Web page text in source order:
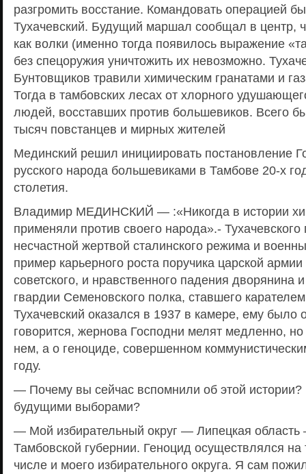
разгромить восстание. Командовать операцией
Тухачевский. Будущий маршал сообщал в центр,
как волки (именно тогда появилось выражение
без спецоружия уничтожить их невозможно.
Бунтовщиков травили химическим гранатами и
Тогда в тамбовских лесах от хлорного
людей, восставших против большевиков. Всего
тысяч повстанцев и мирных жителей
Мединский решил инициировать постановление
русского народа большевиками в Тамбове 20-х
столетия.
Владимир МЕДИНСКИЙ — :«Никогда в истории
применяли против своего народа».-
несчастной жертвой сталинского режима и
пример карьерного роста поручика царской
советского, и нравственного падения дворянина
гвардии Семеновского полка, ставшего
Тухачевский оказался в 1937 в камере, ему было
говорится, жернова Господни мелят медленно,
нем, а о геноциде, совершенном
году.
— Почему вы сейчас вспомнили об этой истории?
будущими выборами?
— Мой избирательный округ — Липецкая
Тамбовской губернии. Геноцид осуществлялся на
числе и моего избирательного округа. Я сам